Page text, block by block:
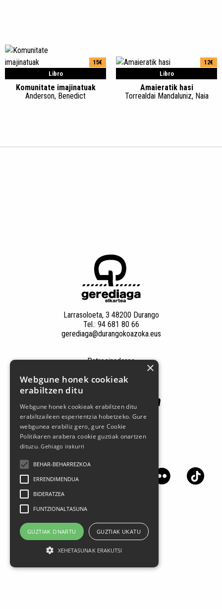
Libro
15€
Komunitate imajinatuak
Anderson, Benedict
Libro
12€
Amaieratik hasi
Torrealdai Mandaluniz, Naia
Larrasoloeta, 3 48200 Durango
Tel.: 94 681 80 66
gerediaga@durangokoazoka.eus
Patrocinadores ×
Webgune honek cookieak
erabiltzen ditu
Webgune honek cookieak erabiltzen ditu
erabiltzaileen esperientzia hobetzeko. Gure
webgunea erabiliz gero, gure Cookie
Politikaren arabera cookie guztiak onartzen
dituzu.Gehiago irakurri
BEHAR-BEHARREZKOA
ERRENDIMENDUA
BIDERATZEA
FUNTZIONALTASUNA
GUZTIAK ONARTU GUZTIAK UKATU
XEHETASUNAK ERAKUTSI